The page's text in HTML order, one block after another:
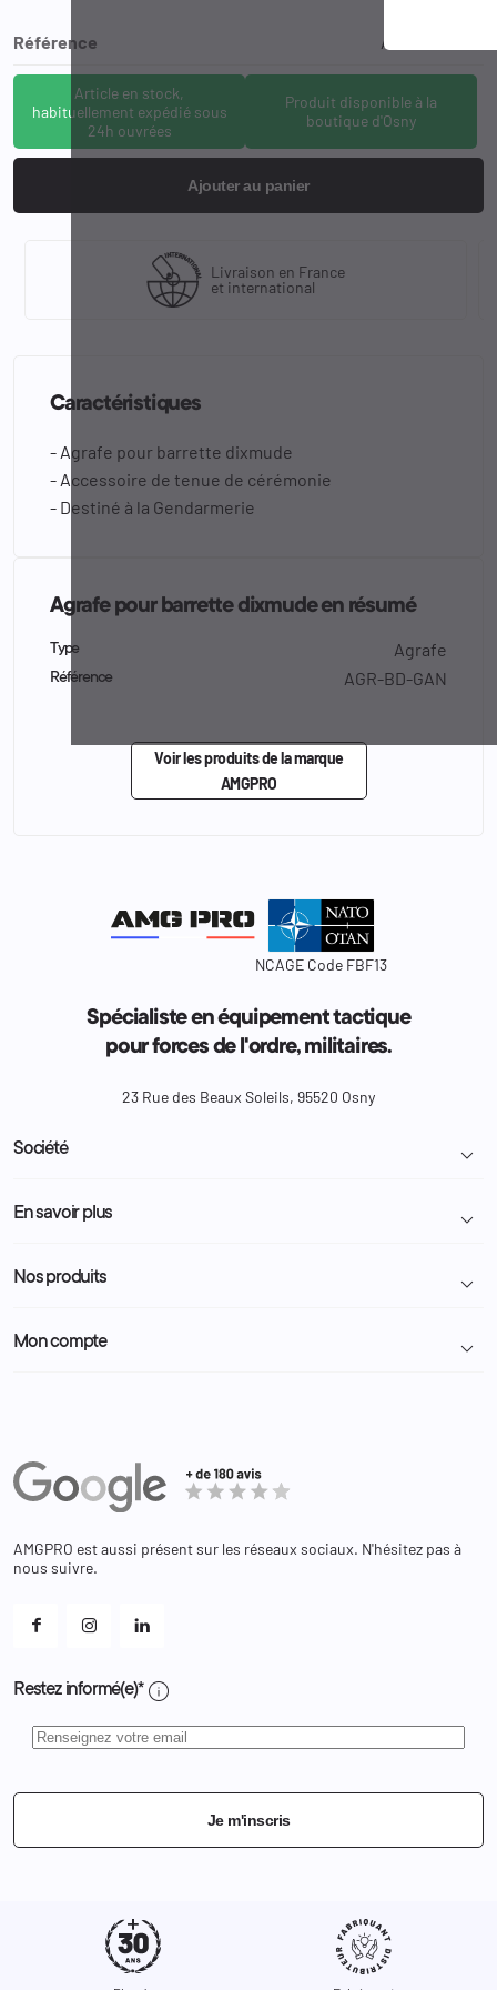
Référence AGR-BD-GAN
Article en stock,
habituellement expédié sous
24h ouvrées
Produit disponible à la
boutique d'Osny
Ajouter au panier
Livraison en France
et international
Caractéristiques
- Agrafe pour barrette dixmude
- Accessoire de tenue de cérémonie
- Destiné à la Gendarmerie
Agrafe pour barrette dixmude en résumé
Type Agrafe
Référence AGR-BD-GAN
Voir les produits de la marque
AMGPRO
NCAGE Code FBF13
Spécialiste en équipement tactique
pour forces de l'ordre, militaires.
23 Rue des Beaux Soleils, 95520 Osny
Société 
Livraison et retour colis
Demande de devis
Nous contacter
En savoir plus 
Programme Fidélité
Administration
Nos produits 
Police Municipale | ASVP
Equipements
Bagagerie
Mon compte 
Adresses
Bons de réduction
Et les cookies ?
AMGPRO est aussi présent sur les réseaux sociaux. N'hésitez pas à
nous suivre.
Restez informé(e)* info
Je m'inscris